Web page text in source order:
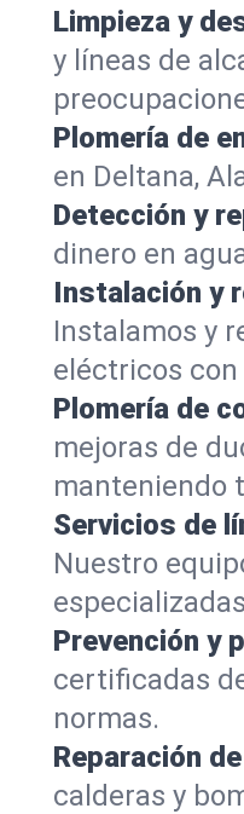
Limpieza y
y líneas de
Plomería de
en Deltana,
Detección y
dinero en
Instalación y
Instalamos y
eléctricos
Plomería de
mejoras de
manteniendo
Servicios de
Nuestro
Prevención y
certificadas
normas.
Reparación
calderas y